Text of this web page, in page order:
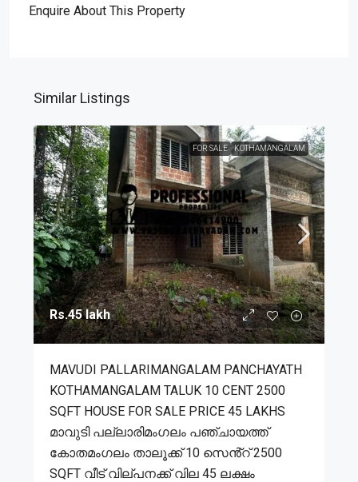
Enquire About This Property
Similar Listings
FOR SALE KOTHAMANGALAM
Rs.45 lakh
MAVUDI PALLARIMANGALAM PANCHAYATH
KOTHAMANGALAM TALUK 10 CENT 2500
SQFT HOUSE FOR SALE PRICE 45 LAKHS
മാവുടി പല്ലാരിമംഗലം പഞ്ചായത്ത്
കോതമംഗലം താലൂക്ക് 10 സെൻ്റ് 2500
SQFT വീട് വില്പനക്ക് വില 45 ലക്ഷം